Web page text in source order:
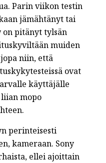
Parin viikon testin
jämähtänyt tai
on pitänyt tylsän
muiden
niin, että
ovat
käyttäjälle
mopo
perinteisesti
kameraan. Sony
ellei ajoittain